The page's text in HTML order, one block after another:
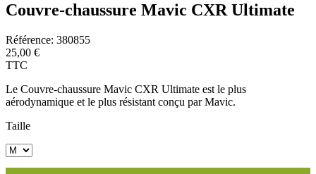
Couvre-chaussure Mavic CXR Ultimate
Référence: 380855
25,00 €
TTC
Le Couvre-chaussure Mavic CXR Ultimate est le plus
aérodynamique et le plus résistant conçu par Mavic.
Taille